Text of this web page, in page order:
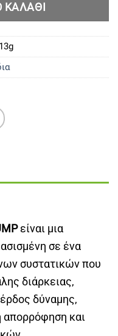
ΚΑΛΆΘΙ
είναι μια
σε ένα
συστατικών που
διάρκειας,
δύναμης,
και